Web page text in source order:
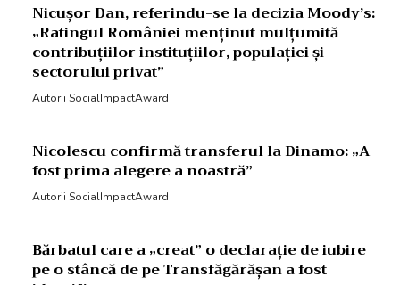
Nicușor Dan, referindu-se la decizia Moody’s:
„Ratingul României menținut mulțumită
contribuțiilor instituțiilor, populației și
sectorului privat”
Autorii SocialImpactAward
Nicolescu confirmă transferul la Dinamo: „A
fost prima alegere a noastră”
Autorii SocialImpactAward
Bărbatul care a „creat” o declarație de iubire
pe o stâncă de pe Transfăgărășan a fost